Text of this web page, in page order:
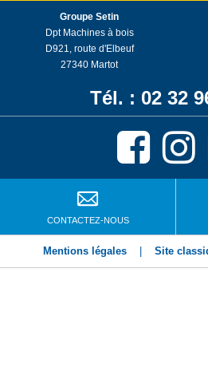
Groupe Setin
Dpt Machines à bois
D921, route d'Elbeuf
27340 Martot
Tél. : 02 32
CONTACTEZ-NOUS
Mentions légales Site